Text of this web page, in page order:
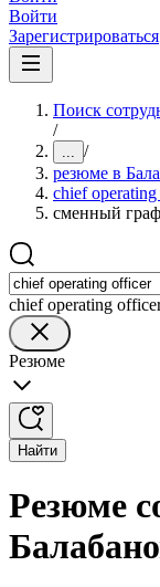
Войти
Зарегистрироваться
Поиск
/
... /
резюме в
chief
сменный
chief operating
Резюме
Найти
Резюме